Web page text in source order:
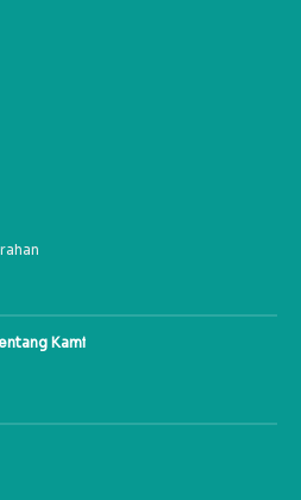
Kami